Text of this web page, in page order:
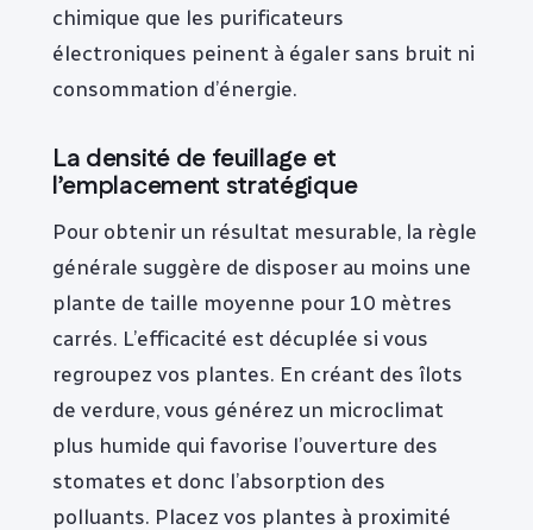
chimique que les purificateurs
électroniques peinent à égaler sans bruit ni
consommation d’énergie.
La densité de feuillage et
l’emplacement stratégique
Pour obtenir un résultat mesurable, la règle
générale suggère de disposer au moins une
plante de taille moyenne pour 10 mètres
carrés. L’efficacité est décuplée si vous
regroupez vos plantes. En créant des îlots
de verdure, vous générez un microclimat
plus humide qui favorise l’ouverture des
stomates et donc l’absorption des
polluants. Placez vos plantes à proximité